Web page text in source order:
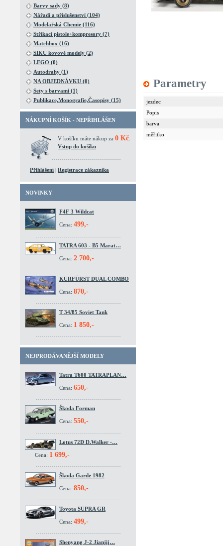
Barvy sady (8)
Nářadí a příslušenství (104)
Modelařská Chemie (116)
Stříkací pistole+kompresory (7)
Matchbox (16)
SIKU kovové modely (2)
LEGO (0)
Autodrahy (1)
NA OBJEDNÁVKU (0)
Sety s barvami (1)
Publikace,Monografie,Časopisy (15)
NÁKUPNÍ KOŠÍK - NEPŘIHLÁŠEN
V košíku máte nákup za 0 Kč
Vstup do košíku
Přihlášení | Registrace zákazníka
NOVINKY
F4F 3 Wildcat
Cena: 499,-
TATRA 603 - B5 Marat…
Cena: 2 700,-
KURFÜRST DUAL COMBO
Cena: 870,-
T 34/85 Soviet Tank
Cena: 1 850,-
NEJPRODÁVANĚJŠÍ MODELY
Tatra T600 TATRAPLAN…
Cena: 650,-
Škoda Forman
Cena: 550,-
Lotus 72D D.Walker -…
Cena: 1 699,-
Škoda Garde 1982
Cena: 850,-
Toyota SUPRA GR
Cena: 499,-
Shenyang J-2 Jianjij…
Parametry
jezdec
Popis
barva
měřitko